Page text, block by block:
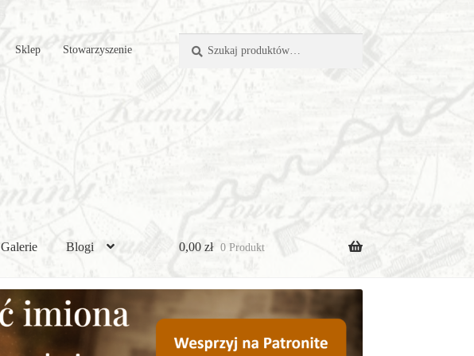
Sklep Stowarzyszenie
Galerie Blogi 0,00 zł 0 Produkt